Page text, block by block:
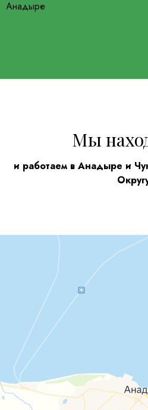
Мы
и работаем в Анадыре и